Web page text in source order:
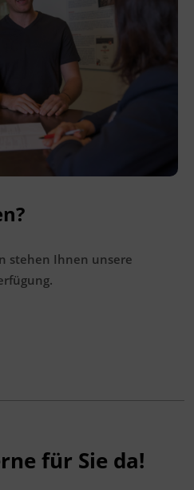
bis zu maximal 30 %
Informationen finden
stehen Ihnen unsere
für Sie da!